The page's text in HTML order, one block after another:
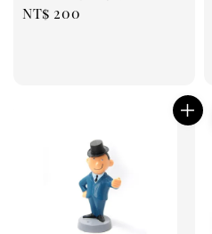
Regular
NT$ 200